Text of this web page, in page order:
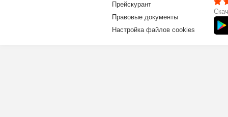
Прейскурант
Правовые документы
Настройка файлов cookies